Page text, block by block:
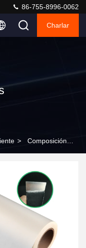
86-755-8996-0062
Charlar
> Composición
térmica para el